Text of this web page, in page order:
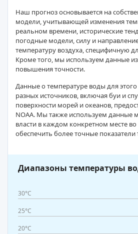
Наш прогноз основывается на
модели, учитывающей изменения
реальном времени, исторические
погодные модели, силу и
температуру воздуха, специфичную
Кроме того, мы используем данные
повышения точности.
Данные о температуре воды для
разных источников, включая буи и
поверхности морей и океанов,
NOAA. Мы также используем данные
власти в каждом конкретном месте
обеспечить более точные
Диапазоны температуры
30°C
25°C
20°C